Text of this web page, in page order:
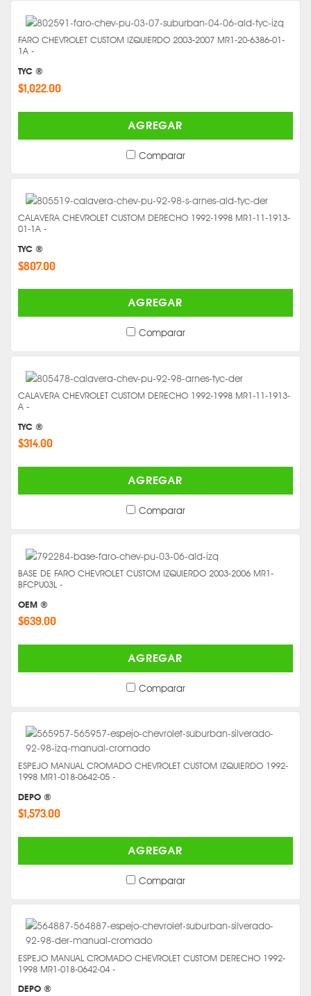
FARO CHEVROLET CUSTOM IZQUIERDO 2003-2007 MR1-20-6386-01-
1A -
TYC ®
$1,022.00
AGREGAR
Comparar
CALAVERA CHEVROLET CUSTOM DERECHO 1992-1998 MR1-11-1913-
01-1A -
TYC ®
$807.00
AGREGAR
Comparar
CALAVERA CHEVROLET CUSTOM DERECHO 1992-1998 MR1-11-1913-
A -
TYC ®
$314.00
AGREGAR
Comparar
BASE DE FARO CHEVROLET CUSTOM IZQUIERDO 2003-2006 MR1-
BFCPU03L -
OEM ®
$639.00
AGREGAR
Comparar
ESPEJO MANUAL CROMADO CHEVROLET CUSTOM IZQUIERDO 1992-
1998 MR1-018-0642-05 -
DEPO ®
$1,573.00
AGREGAR
Comparar
ESPEJO MANUAL CROMADO CHEVROLET CUSTOM DERECHO 1992-
1998 MR1-018-0642-04 -
DEPO ®